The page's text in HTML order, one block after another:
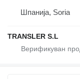
Шпанија, Soria
TRANSLER S.L